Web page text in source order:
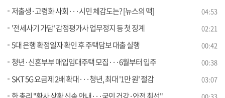
저출생·고령화 사회···시민 체감도는? [뉴스의 맥] 04:53
'전세사기 가담' 감정평가사 업무정지 등 첫 징계 02:21
5대 은행 확정일자 확인 후 주택담보 대출 실행 00:42
청년·신혼부부 매입임대주택 모집···6월부터 입주 00:38
SKT 5G 요금제 2배 확대···청년, 최대 '1만 원' 절감 03:07